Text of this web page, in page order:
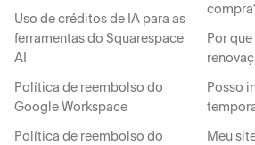
Uso de créditos de IA para as
ferramentas do Squarespace
AI
Política de reembolso do
Google Workspace
Política de reembolso do
Por
Posso
Meu